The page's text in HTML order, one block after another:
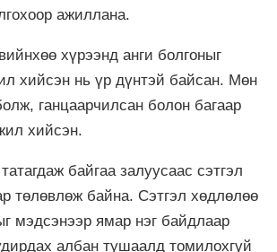
ажиллана.
хүрээнд анги болгоныг
хийсэн нь үр дүнтэй байсан. Мөн
ганцаарчилсан болон багаар
хийсэн.
байгаа залуусаас сэтгэл
төлөвлөж байна. Сэтгэл хөдлөлөө
мэдсэнээр ямар нэг байдлаар
албан тушаалд томилохгүй